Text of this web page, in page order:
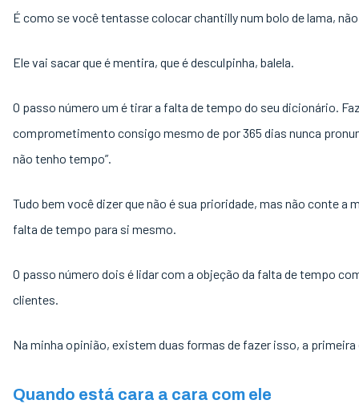
É como se você tentasse colocar chantilly num bolo de lama,
Ele vai sacar que é mentira, que é desculpinha, balela.
O passo número um é tirar a falta de tempo do seu dicionário.
comprometimento consigo mesmo de por 365 dias nunca
não tenho tempo”.
Tudo bem você dizer que não é sua prioridade, mas não conte a
falta de tempo para si mesmo.
O passo número dois é lidar com a objeção da falta de tempo
clientes.
Na minha opinião, existem duas formas de fazer isso, a
Quando está cara a cara com ele